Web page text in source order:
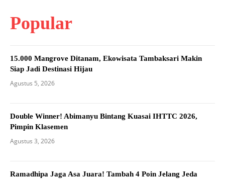
Popular
15.000 Mangrove Ditanam, Ekowisata Tambaksari Makin
Siap Jadi Destinasi Hijau
Agustus 5, 2026
Double Winner! Abimanyu Bintang Kuasai IHTTC 2026,
Pimpin Klasemen
Agustus 3, 2026
Ramadhipa Jaga Asa Juara! Tambah 4 Poin Jelang Jeda